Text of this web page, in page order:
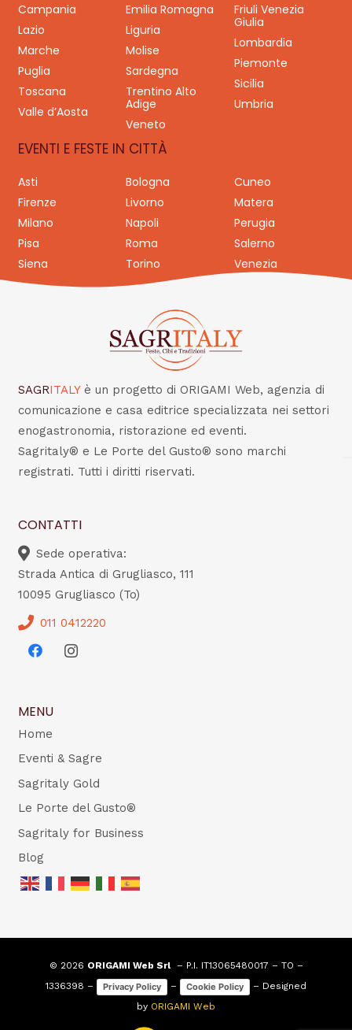
Campania
Emilia Romagna
Friuli Venezia
Giulia
Lazio
Liguria
Lombardia
Marche
Molise
Piemonte
Puglia
Sardegna
Sicilia
Toscana
Trentino Alto
Adige
Umbria
Valle d’Aosta
Veneto
EVENTI E FESTE IN CITTÀ
Asti Bologna
Cuneo
Firenze
Livorno
Matera
Milano
Napoli
Perugia
Pisa
Roma
Salerno
Siena
Torino Venezia
SAGRITALY è un progetto di ORIGAMI Web, agenzia di
comunicazione e casa editrice specializzata nei settori
enogastronomia, ristorazione ed eventi.
Sagritaly® e Le Porte del Gusto® sono marchi
registrati. Tutti i diritti riservati.
CONTATTI
Sede operativa:
Strada Antica di Grugliasco, 111
10095 Grugliasco (To)
011 0412220
MENU
Home
Eventi & Sagre
Sagritaly Gold
Le Porte del Gusto®
Sagritaly for Business
Blog
© 2026 ORIGAMI Web Srl– P.I. IT13065480017 – TO –
1336398 –
Privacy Policy – Cookie Policy
– Designed
by ORIGAMI Web